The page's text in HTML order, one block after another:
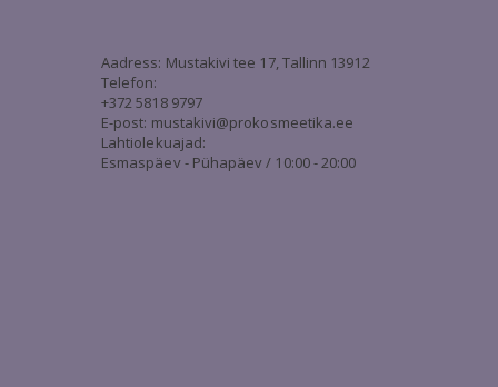
Aadress: Mustakivi tee 17, Tallinn 13912
Telefon:
+372 5818 9797
E-post: mustakivi@prokosmeetika.ee
Lahtiolekuajad:
Esmaspäev - Pühapäev / 10:00 - 20:00